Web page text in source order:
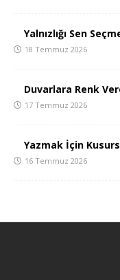
Yalnızlığı Sen
18 Temmuz 2026
Duvarlara Renk
17 Temmuz 2026
Yazmak İçin
16 Temmuz 2026